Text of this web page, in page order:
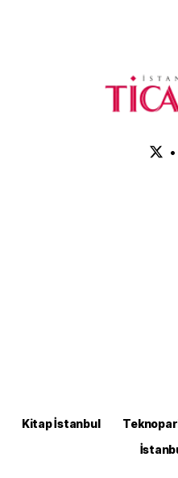
•
Kitap İstanbul